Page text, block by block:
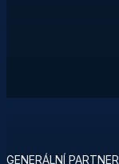
GENERÁLNÍ PARTNER